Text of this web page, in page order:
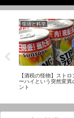
生活と科学
【酒税の怪物】ストロ
ーハイという突然変異
ント